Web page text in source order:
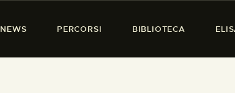
NEWS PERCORSI BIBLIOTECA
PRESENZA DONNA